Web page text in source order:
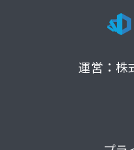
運営：株